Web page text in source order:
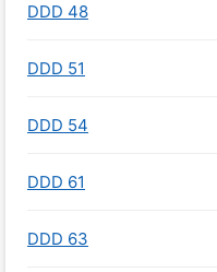
DDD 48
DDD 51
DDD 54
DDD 61
DDD 63